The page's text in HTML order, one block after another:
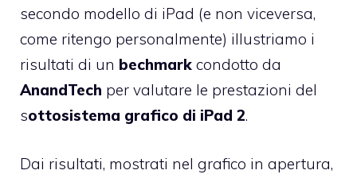
secondo modello di iPad (e non viceversa,
come ritengo personalmente) illustriamo i
risultati di un bechmark condotto da
AnandTech per valutare le prestazioni del
sottosistema grafico di iPad 2.
Dai risultati, mostrati nel grafico in apertura,